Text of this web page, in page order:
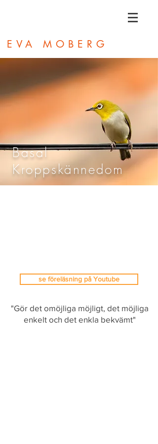
EVA MOBERG
Basal
Kroppskännedom
se föreläsning på Youtube
"Gör det omöjliga möjligt, det möjliga
enkelt och det enkla bekvämt"